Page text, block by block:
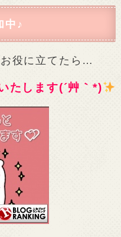
中♪
役に立てたら…
たします(´艸｀*)